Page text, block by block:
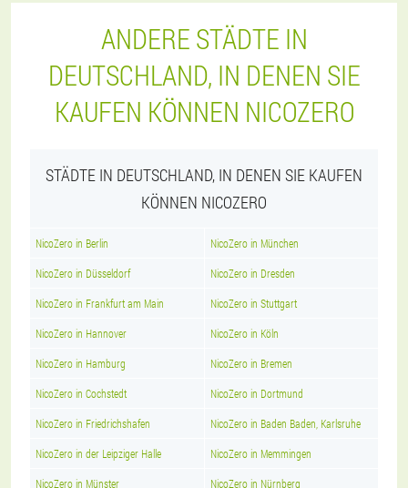
ANDERE STÄDTE IN
DEUTSCHLAND, IN DENEN SIE
KAUFEN KÖNNEN NICOZERO
STÄDTE IN DEUTSCHLAND, IN DENEN SIE KAUFEN
KÖNNEN NICOZERO
NicoZero in Berlin NicoZero in München
NicoZero in Düsseldorf NicoZero in Dresden
NicoZero in Frankfurt am Main NicoZero in Stuttgart
NicoZero in Hannover NicoZero in Köln
NicoZero in Hamburg NicoZero in Bremen
NicoZero in Cochstedt NicoZero in Dortmund
NicoZero in Friedrichshafen NicoZero in Baden Baden, Karlsruhe
NicoZero in der Leipziger Halle NicoZero in Memmingen
NicoZero in Münster NicoZero in Nürnberg